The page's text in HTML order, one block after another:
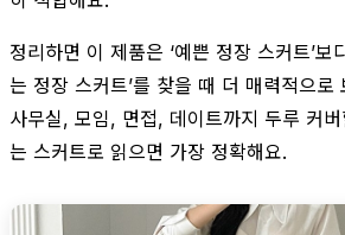
정리하면 이 제품은 ‘예쁜 정장 스커트’보
는 정장 스커트’를 찾을 때 더 매력적으로
사무실, 모임, 면접, 데이트까지 두루 커
는 스커트로 읽으면 가장 정확해요.